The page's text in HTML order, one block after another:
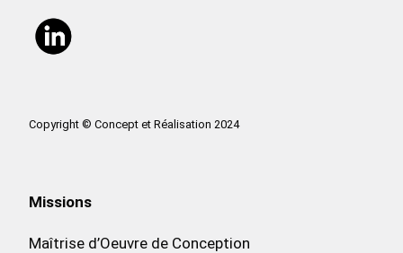
Copyright © Concept et Réalisation 2024
Missions
Maîtrise d’Oeuvre de Conception